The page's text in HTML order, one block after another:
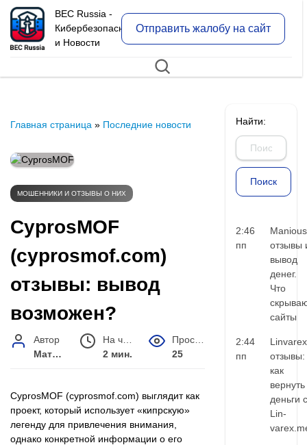
BEC Russia -
Кибербезопасность
и Новости
Отправить жалобу на сайт
Главная страница » Последние новости
МОШЕННИКИ И ОТЗЫВЫ О НИХ
CyprosMOF
(cyprosmof.com)
отзывы: вывод
возможен?
Автор
Матвей Иванов
2 мин.
25
CyprosMOF (cyprosmof.com) выглядит как
проект, который использует «кипрскую»
легенду для привлечения внимания,
однако конкретной информации о его
Найти:
2:46
пп
Manious
отзывы
вывод
денег.
Что
сайты
2:44
пп
Linvarex
отзывы:
как
вернуть
деньги с
Lin-